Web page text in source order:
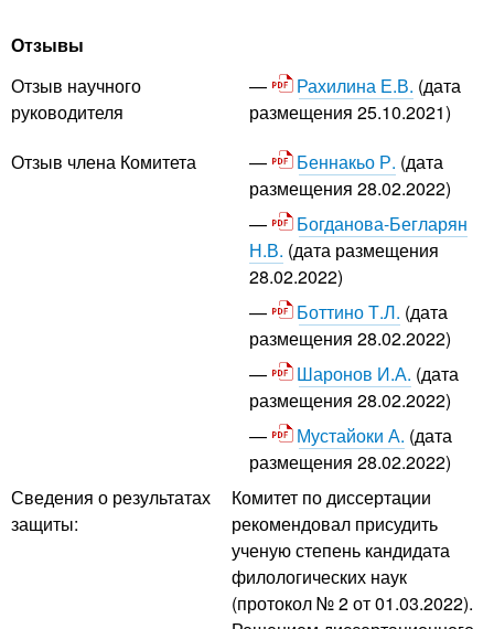
Отзывы
Отзыв научного
руководителя
Рахилина Е.В. (дата
размещения 25.10.2021)
Отзыв члена Комитета
Беннакьо Р. (дата
размещения 28.02.2022)
Богданова-Бегларян
Н.В. (дата размещения
28.02.2022)
Боттино Т.Л. (дата
размещения 28.02.2022)
Шаронов И.А. (дата
размещения 28.02.2022)
Мустайоки А. (дата
размещения 28.02.2022)
Сведения о результатах
защиты:
Комитет по диссертации
рекомендовал присудить
ученую степень кандидата
филологических наук
(протокол № 2 от 01.03.2022).